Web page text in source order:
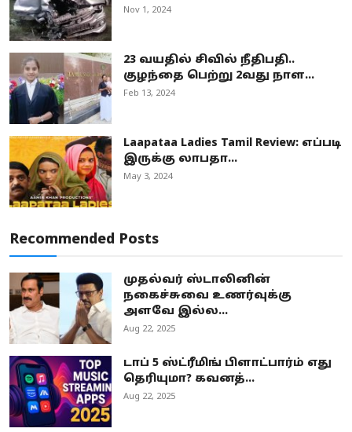
Nov 1, 2024
23 வயதில் சிவில் நீதிபதி..
குழந்தை பெற்று 2வது நாள...
Feb 13, 2024
Laapataa Ladies Tamil Review: எப்படி
இருக்கு லாபதா...
May 3, 2024
Recommended Posts
முதல்வர் ஸ்டாலினின்
நகைச்சுவை உணர்வுக்கு
அளவே இல்ல...
Aug 22, 2025
டாப் 5 ஸ்ட்ரீமிங் பிளாட்பார்ம் எது
தெரியுமா? கவனத்...
Aug 22, 2025